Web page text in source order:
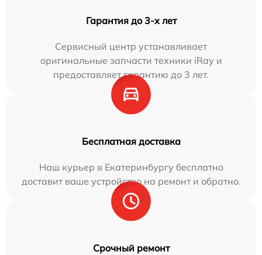
Гарантия до 3-х лет
Сервисный центр устанавливает
оригинальные запчасти техники iRay и
предоставляет гарантию до 3 лет.
Бесплатная доставка
Наш курьер в Екатеринбургу бесплатно
доставит ваше устройство на ремонт и обратно.
Срочный ремонт